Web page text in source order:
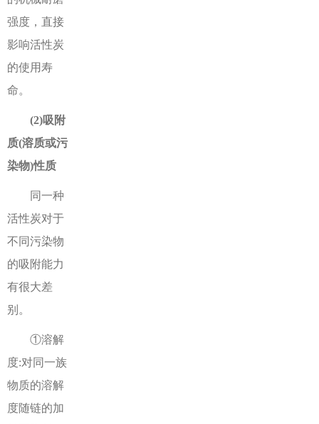
强度，直接
影响活性炭
的使用寿
命。
(2)吸附
质(溶质或污
染物)性质
同一种
活性炭对于
不同污染物
的吸附能力
有很大差
别。
①溶解
度:对同一族
物质的溶解
度随链的加